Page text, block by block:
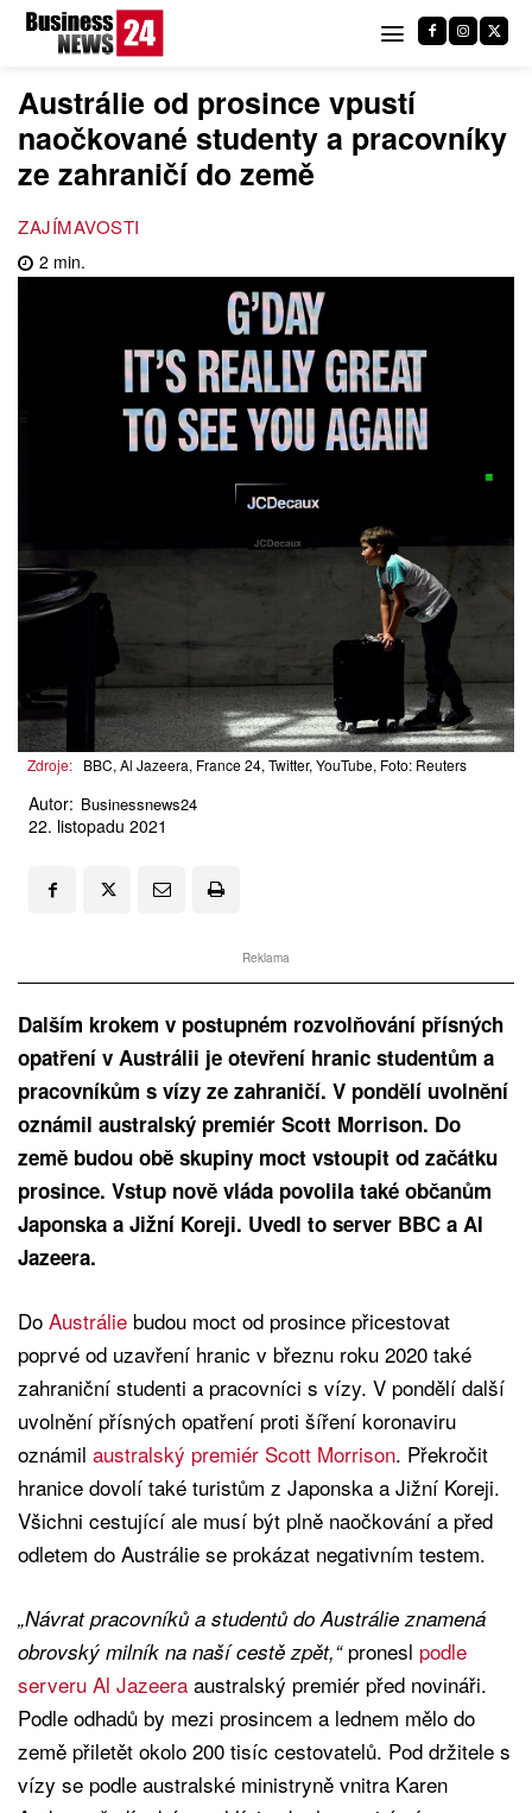
Austrálie od prosince vpustí
naočkované studenty a pracovníky
ze zahraničí do země
ZAJÍMAVOSTI
2 min.
Zdroje: BBC, Al Jazeera, France 24, Twitter, YouTube, Foto: Reuters
Autor: Businessnews24
22. listopadu 2021
Reklama
Dalším krokem v postupném rozvolňování přísných
opatření v Austrálii je otevření hranic studentům a
pracovníkům s vízy ze zahraničí. V pondělí uvolnění
oznámil australský premiér Scott Morrison. Do
země budou obě skupiny moct vstoupit od začátku
prosince. Vstup nově vláda povolila také občanům
Japonska a Jižní Koreji. Uvedl to server BBC a Al
Jazeera.
Do Austrálie budou moct od prosince přicestovat
poprvé od uzavření hranic v březnu roku 2020 také
zahraniční studenti a pracovníci s vízy. V pondělí další
uvolnění přísných opatření proti šíření koronaviru
oznámil australský premiér Scott Morrison. Překročit
hranice dovolí také turistům z Japonska a Jižní Koreji.
Všichni cestující ale musí být plně naočkování a před
odletem do Austrálie se prokázat negativním testem.
„Návrat pracovníků a studentů do Austrálie znamená
obrovský milník na naší cestě zpět,“pronesl podle
serveru Al Jazeera australský premiér před novináři.
Podle odhadů by mezi prosincem a lednem mělo do
země přiletět okolo 200 tisíc cestovatelů. Pod držitele s
vízy se podle australské ministryně vnitra Karen